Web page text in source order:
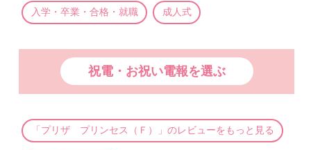
入学・卒業・合格・就職 成人式
祝電・お祝い電報を選ぶ
「プリザ プリンセス（Ｆ）」のレビューをもっと見る